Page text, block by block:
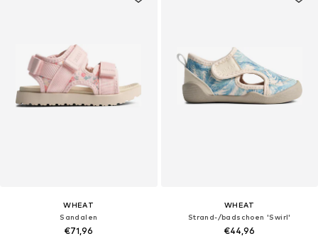
WHEAT
Sandalen
€71,96
WHEAT
Strand-/badschoen 'Swirl'
€44,96